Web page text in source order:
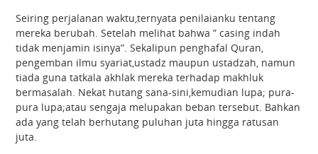
Seiring perjalanan waktu,ternyata penilaianku tentang
mereka berubah. Setelah melihat bahwa ” casing indah
tidak menjamin isinya”. Sekalipun penghafal Quran,
pengemban ilmu syariat,ustadz maupun ustadzah, namun
tiada guna tatkala akhlak mereka terhadap makhluk
bermasalah. Nekat hutang sana-sini,kemudian lupa; pura-
pura lupa;atau sengaja melupakan beban tersebut. Bahkan
ada yang telah berhutang puluhan juta hingga ratusan
juta.